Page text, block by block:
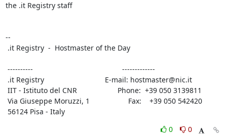
the .it Registry staff
--
56124 Pisa - Italy
0
0